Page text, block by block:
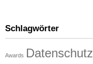
Schlagwörter
Awards Datenschutz